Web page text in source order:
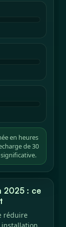
en heures
de 30
significative.
2025 : ce
réduire